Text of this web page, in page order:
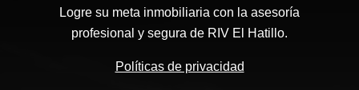
Logre su meta inmobiliaria con la asesoría
profesional y segura de RIV El Hatillo.
Políticas de privacidad